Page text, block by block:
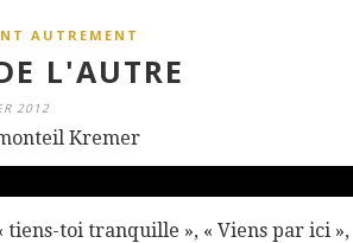
AUTREMENT
L'AUTRE
2012
Kremer
tiens-toi tranquille », « Viens par ici »,